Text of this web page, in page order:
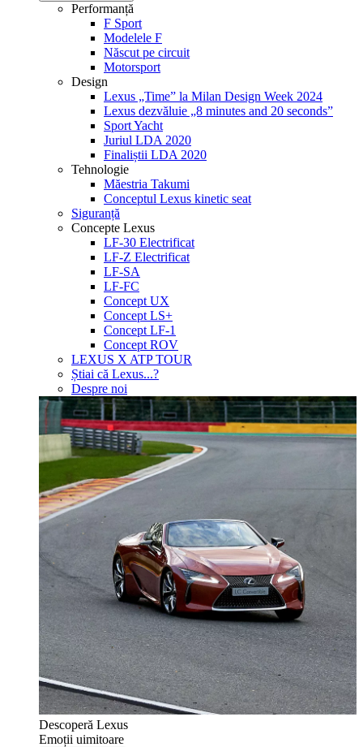
Performanță
F Sport
Modelele F
Născut pe circuit
Motorsport
Design
Lexus „Time” la Milan Design Week 2024
Lexus dezvăluie „8 minutes and 20 seconds”
Sport Yacht
Juriul LDA 2020
Finaliștii LDA 2020
Tehnologie
Măestria Takumi
Conceptul Lexus kinetic seat
Siguranță
Concepte Lexus
LF-30 Electrificat
LF-Z Electrificat
LF-SA
LF-FC
Concept UX
Concept LS+
Concept LF-1
Concept ROV
LEXUS X ATP TOUR
Știai că Lexus...?
Despre noi
Descoperă Lexus
Emoții uimitoare